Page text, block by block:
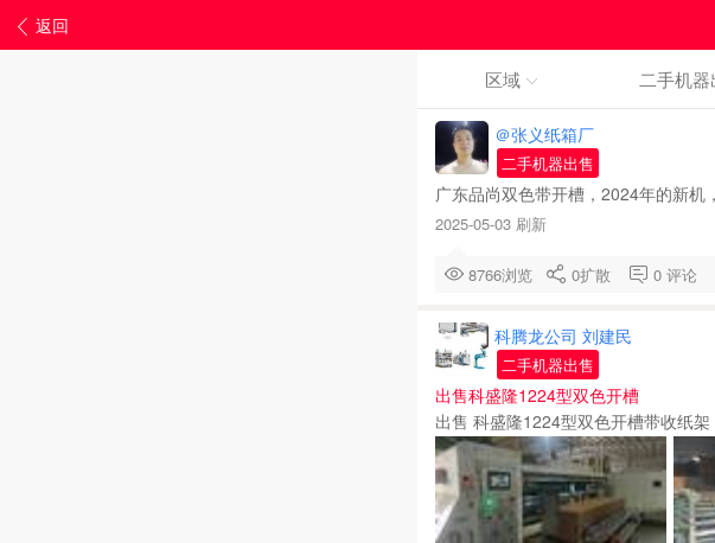
返回
区域 二手机器
＠张义纸箱厂
二手机器出售
广东品尚双色带开槽，2024年的新机
2025-05-03 刷新
8766浏览 0扩散 0 评论
科腾龙公司 刘建民
二手机器出售
出售科盛隆1224型双色开槽
出售 科盛隆1224型双色开槽带收纸架